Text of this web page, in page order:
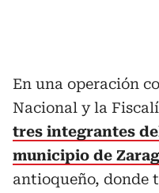
En una operación
Nacional y la
tres integrantes
municipio de
antioqueño, donde